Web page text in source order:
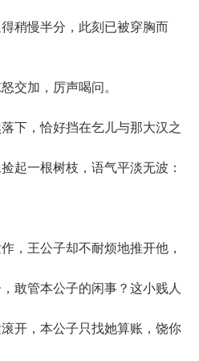
稍慢半分，此刻已被穿胸而
加，厉声喝问。
，恰好挡在乞儿与那大汉之
起一根树枝，语气平淡无波：
王公子却不耐烦地推开他，
敢管本公子的闲事？这小贱人
开，本公子只找她算账，饶你